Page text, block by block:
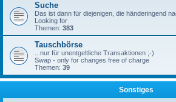
Suche
Das ist dann für diejenigen, die händeringend
Looking for
Themen: 383
Tauschbörse
...nur für unentgeltliche Transaktionen ;-)
Swap - only for changes free of charge
Themen: 39
Sonstiges